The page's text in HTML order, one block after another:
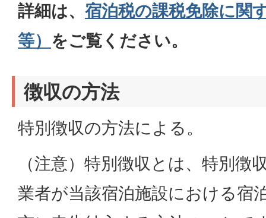
詳細は、 宿泊税の課税免除に関
等） をご覧ください。
徴収の方法
特別徴収の方法による。
（注意）特別徴収とは、特別徴
業者が当該宿泊施設における宿